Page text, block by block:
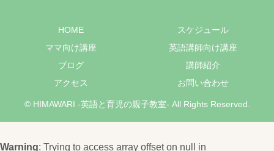
HOME
スケジュール
ママ向け講座
英語講師向け講座
ブログ
講師紹介
アクセス
お問い合わせ
© HIMAWARI -英語と育児の親子教室- All Rights Reserved.
Warning: Trying to access array offset on null in